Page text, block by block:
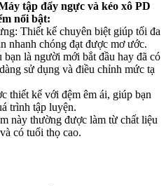
tập đẩy ngực và kéo xô PD
nổi bật:
Thiết kế chuyên biệt giúp tối đa
nhanh chóng đạt được mơ ước.
là người mới bắt đầu hay đã có
sử dụng và điều chỉnh mức tạ
thiết kế với đệm êm ái, giúp bạn
trình tập luyện.
này thường được làm từ chất liệu
có tuổi thọ cao.